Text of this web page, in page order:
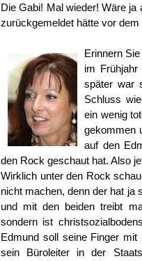
Die Gabi! Mal wieder! Wäre
zurückgemeldet hätte vor
Erinnern
im
später war
Schluss
ein wenig
gekommen
auf den
den Rock geschaut hat. Also
Wirklich unter den Rock
nicht machen, denn der hat ja
und mit den beiden treibt
sondern ist
Edmund soll seine Finger
sein Büroleiter in der